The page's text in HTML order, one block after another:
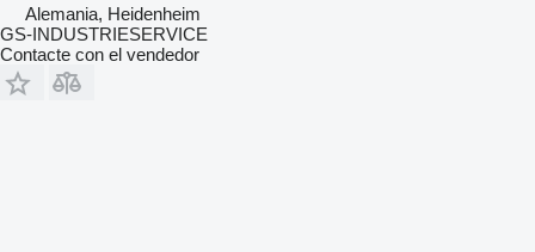
Alemania, Heidenheim
GS-INDUSTRIESERVICE
Contacte con el vendedor